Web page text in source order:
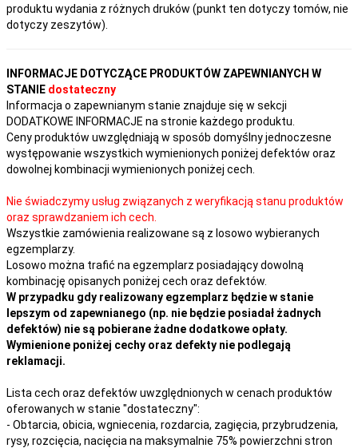
produktu wydania z różnych druków (punkt ten dotyczy tomów, nie
dotyczy zeszytów).
INFORMACJE DOTYCZĄCE PRODUKTÓW ZAPEWNIANYCH W
STANIE dostateczny
Informacja o zapewnianym stanie znajduje się w sekcji
DODATKOWE INFORMACJE na stronie każdego produktu.
Ceny produktów uwzględniają w sposób domyślny jednoczesne
występowanie wszystkich wymienionych poniżej defektów oraz
dowolnej kombinacji wymienionych poniżej cech.
Nie świadczymy usług związanych z weryfikacją stanu produktów
oraz sprawdzaniem ich cech.
Wszystkie zamówienia realizowane są z losowo wybieranych
egzemplarzy.
Losowo można trafić na egzemplarz posiadający dowolną
kombinację opisanych poniżej cech oraz defektów.
W przypadku gdy realizowany egzemplarz będzie w stanie
lepszym od zapewnianego (np. nie będzie posiadał żadnych
defektów) nie są pobierane żadne dodatkowe opłaty.
Wymienione poniżej cechy oraz defekty nie podlegają
reklamacji.
Lista cech oraz defektów uwzględnionych w cenach produktów
oferowanych w stanie "dostateczny":
- Obtarcia, obicia, wgniecenia, rozdarcia, zagięcia, przybrudzenia,
rysy, rozcięcia, nacięcia na maksymalnie 75% powierzchni stron